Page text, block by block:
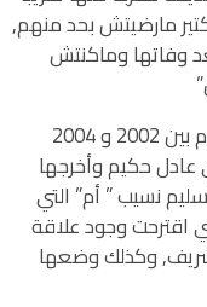
مارضيتش بحد منهم,
وفاتها وماكنتش
عروض مسرحية في أوربا عن حياة أم كلثوم بين 2002 و 2004
عادل حكيم وأخرجها
نسيب ” أم” التي
بالفرنسية سنة 1994 والتي اقترحت وجود علاقة
وكذلك وضعها